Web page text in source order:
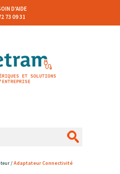
D'AIDE
73 09 31
/Adaptateur Connectivité